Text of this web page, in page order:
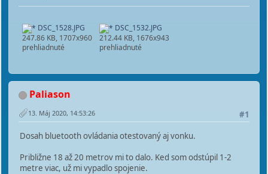
DSC_1528.JPG
247.86 KB, 1707x960
prehliadnuté
DSC_1532.JPG
212.44 KB, 1676x943
prehliadnuté
Paliason
#1
13. Máj 2020, 14:53:26
Dosah bluetooth ovládania otestovaný aj vonku.
Približne 18 až 20 metrov mi to dalo. Ked som odstúpil 1-2
metre viac, už mi vypadlo spojenie.